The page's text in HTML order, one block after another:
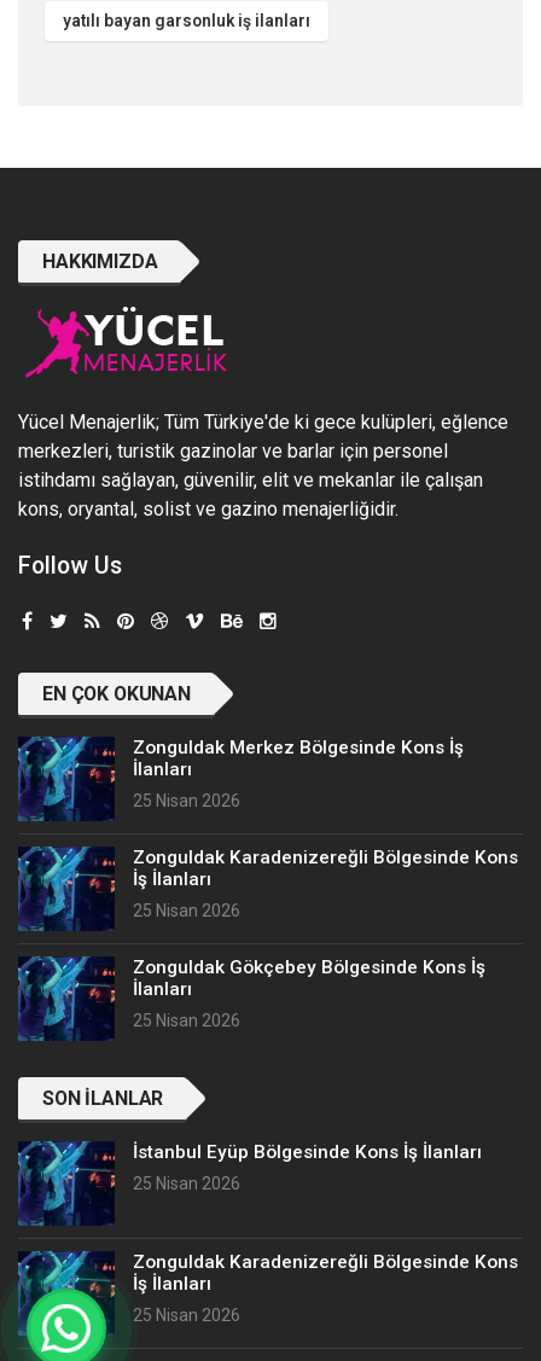
yatılı bayan garsonluk iş ilanları
HAKKIMIZDA
Yücel Menajerlik; Tüm Türkiye'de ki gece kulüpleri, eğlence
merkezleri, turistik gazinolar ve barlar için personel
istihdamı sağlayan, güvenilir, elit ve mekanlar ile çalışan
kons, oryantal, solist ve gazino menajerliğidir.
Follow Us
EN ÇOK OKUNAN
Zonguldak Merkez Bölgesinde Kons İş
İlanları
25 Nisan 2026
Zonguldak Karadenizereğli Bölgesinde Kons
İş İlanları
25 Nisan 2026
Zonguldak Gökçebey Bölgesinde Kons İş
İlanları
25 Nisan 2026
SON İLANLAR
İstanbul Eyüp Bölgesinde Kons İş İlanları
25 Nisan 2026
Zonguldak Karadenizereğli Bölgesinde Kons
İş İlanları
25 Nisan 2026